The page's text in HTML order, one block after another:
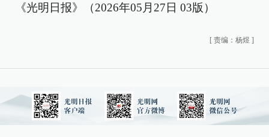
《光明日报》（2026年05月27日 03版）
[ 责编：杨煜 ]